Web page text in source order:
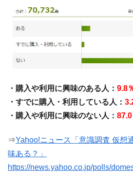
『Money1』
中国だけが鉄鋼輸
国の過剰生産が世界を蝕む。
韓国製造業「半導体
種は全般的「不調」⇒ PSIが示す現
『Money1』
【米韓激突案件】韓
『Money1』 韓国で猛暑。南東部で
『Money1』
韓国型イージス搭載
「KDDX」1番艦、2032年竣工と公示
に韓国がいっちょがみしたのでは。
は韓国で『BYD』車は売れている。
・購入や利用に興味のある人： 9.8
・すでに購入・利用している人：
・購入や利用に興味のない人： 87.0
⇒Yahoo!ニュース「意識調査 仮想
味ある？」
https://news.yahoo.co.jp/polls/